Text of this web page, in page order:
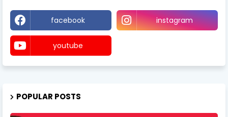
facebook instagram
youtube
POPULAR POSTS